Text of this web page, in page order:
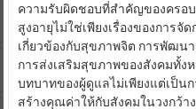
ความรับผิดชอบที่สำคัญของครอ
สูงอายุไม่ใช่เพียงเรื่องของการจั
เกี่ยวข้องกับสุขภาพจิต การพัฒน
การส่งเสริมสุขภาพของสังคมทั้ง
บทบาทของผู้ดูแลไม่เพียงแต่เป็น
สร้างคุณค่าให้กับสังคมในวงกว้า